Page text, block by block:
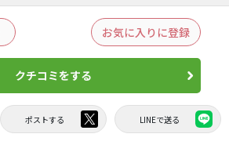
お気に入りに登録
クチコミをする
ポストする LINEで送る